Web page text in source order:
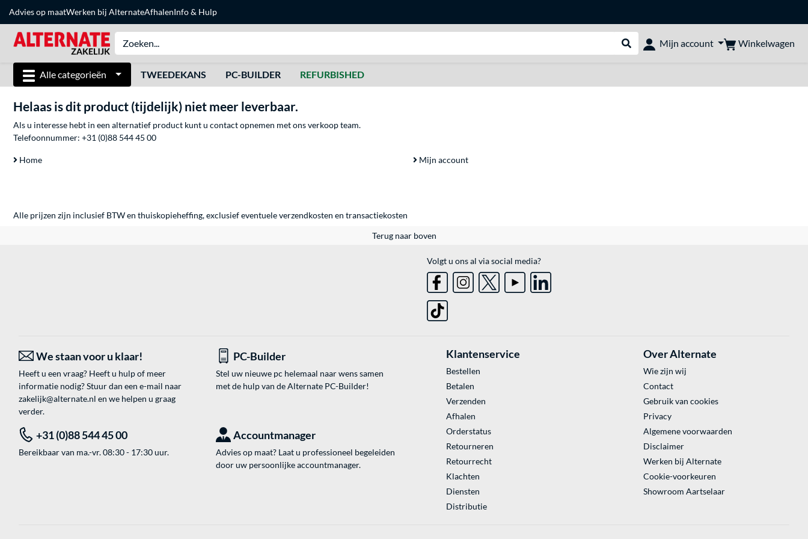
Advies op maatWerken bij AlternateAfhalenInfo & Hulp
Webshop doorzoeken
Mijn account Winkelwagen
Alle categorieën TWEEDEKANS PC-BUILDER REFURBISHED
Helaas is dit product (tijdelijk) niet meer leverbaar.
Als u interesse hebt in een alternatief product kunt u contact opnemen met ons verkoop team.
Telefoonnummer: +31 (0)88 544 45 00
Home Mijn account
Alle prijzen zijn inclusief BTW en thuiskopieheffing, exclusief eventueleverzendkosten en transactiekosten
Terug naar boven
Volgt u ons al via social media?
We staan voor u klaar!
Heeft u een vraag? Heeft u hulp of meer
informatie nodig? Stuur dan een e-mail naar
zakelijk@alternate.nl en we helpen u graag
verder.
PC-Builder
Stel uw nieuwe pc helemaal naar wens samen
met de hulp van de Alternate PC-Builder!
+31 (0)88 544 45 00
Bereikbaar van ma.-vr. 08:30 - 17:30 uur.
Accountmanager
Advies op maat? Laat u professioneel begeleiden
door uw persoonlijke accountmanager.
Klantenservice
Bestellen
Betalen
Verzenden
Afhalen
Orderstatus
Retourneren
Retourrecht
Klachten
Diensten
Distributie
Over Alternate
Wie zijn wij
Contact
Gebruik van cookies
Privacy
Algemene voorwaarden
Disclaimer
Werken bij Alternate
Cookie-voorkeuren
Showroom Aartselaar